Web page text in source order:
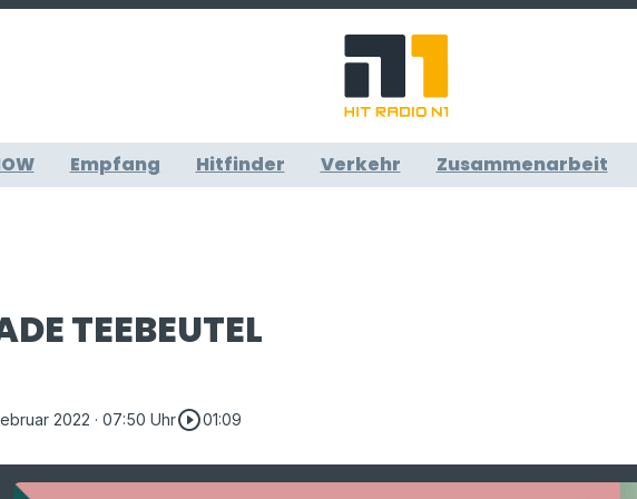
Empfang Hitfinder Verkehr Zusammenarbeit
TEEBEUTEL
2022 · 07:50 Uhrplay_circle_outline01:09